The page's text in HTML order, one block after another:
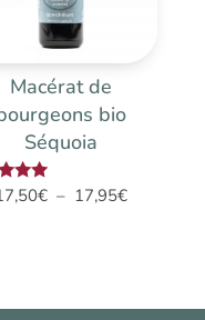
Macérat de
bio
Séquoia
€ – 17,95€Plage
à